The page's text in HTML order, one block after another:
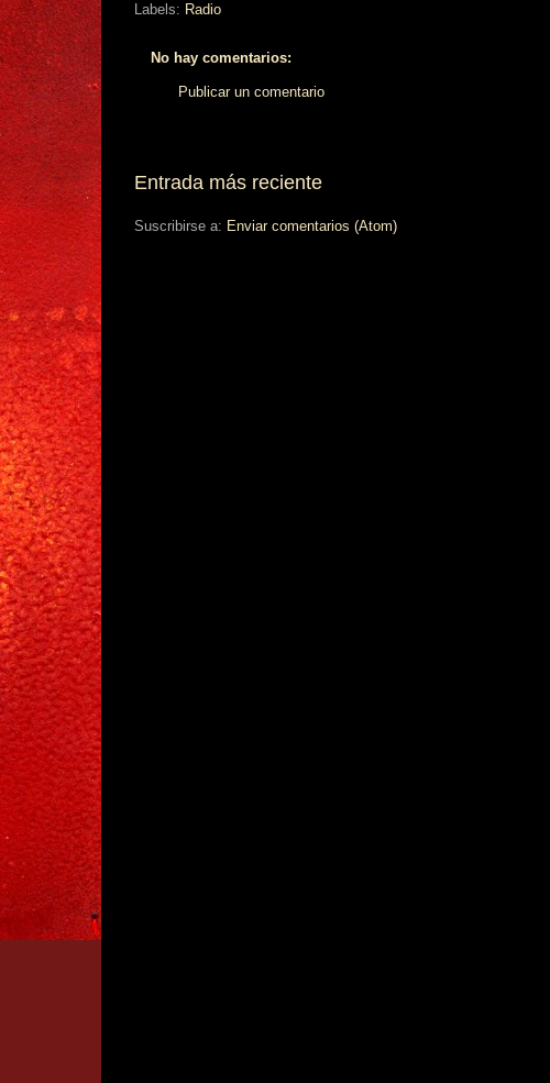
Labels: Radio
No hay comentarios:
Publicar un comentario
Entrada más reciente
Suscribirse a: Enviar comentarios (Atom)